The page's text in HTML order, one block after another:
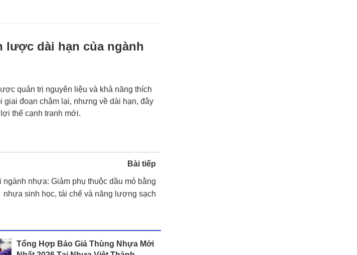
lược dài hạn của ngành
quản trị nguyên liệu và khả năng thích
giai đoạn chậm lại, nhưng về dài hạn, đây
thế cạnh tranh mới.
Bài tiếp
nhựa: Giảm phụ thuộc dầu mỏ bằng
nhựa sinh học, tái chế và năng lượng sạch
Tổng Hợp Báo Giá Thùng Nhựa Mới